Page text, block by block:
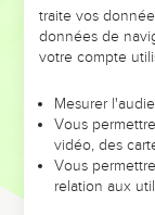
frère était Jokthan.
Jokthan eut
Hadoram, Uzal,
Obal, Abimaël,
Ophir, Havila
Jokthan.
traite vos
données de
votre compte
Mesurer
Vous
vidéo, des
Vous
relation aux